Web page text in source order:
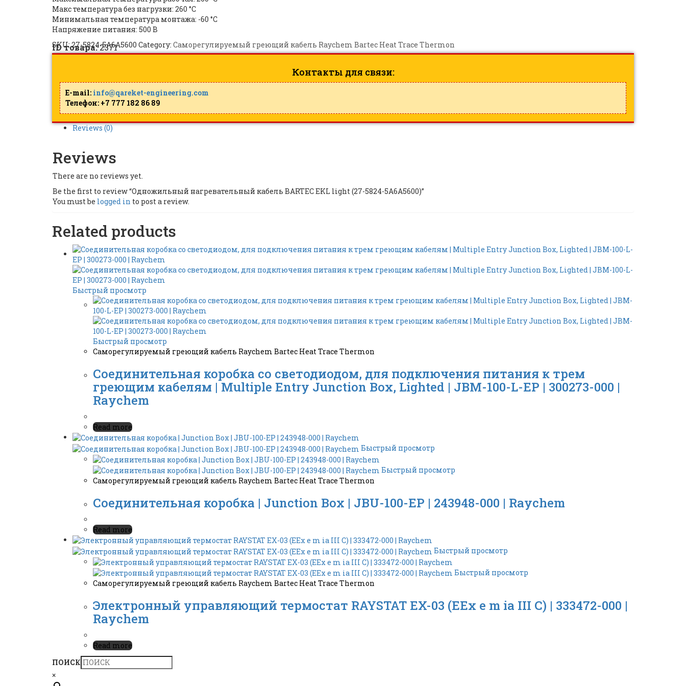
Макс температура без нагрузки: 260 °C
Минимальная температура монтажа: -60 °C
Напряжение питания: 500 B
SKU:27-5824-5A6A5600 Category: Саморегулируемый греющий кабель Raychem Bartec Heat Trace Thermon
ID товара:2371
Контакты для связи:
E-mail: info@qareket-engineering.com
Телефон: +7 777 182 86 89
Reviews (0)
Reviews
There are no reviews yet.
Be the first to review “Одножильный нагревательный кабель BARTEC EKL light (27-5824-5A6A5600)”
You must be logged in to post a review.
Related products
Быстрый просмотр
Быстрый просмотр
Саморегулируемый греющий кабель Raychem Bartec Heat Trace Thermon
Соединительная коробка со светодиодом, для подключения питания к трем
греющим кабелям | Multiple Entry Junction Box, Lighted | JBM-100-L-EP | 300273-000 |
Raychem
Read more
Быстрый просмотр
Быстрый просмотр
Саморегулируемый греющий кабель Raychem Bartec Heat Trace Thermon
Соединительная коробка | Junction Box | JBU-100-EP | 243948-000 | Raychem
Read more
Быстрый просмотр
Быстрый просмотр
Саморегулируемый греющий кабель Raychem Bartec Heat Trace Thermon
Электронный управляющий термостат RAYSTAT EX-03 (EEx e m ia III C) | 333472-000 |
Raychem
Read more
ПОИСК
×